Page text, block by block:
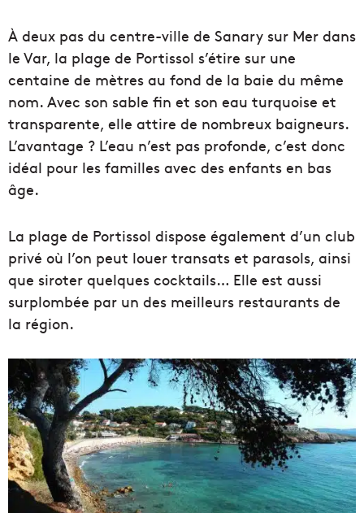
À deux pas du centre-ville de Sanary sur Mer dans
le Var, la plage de Portissol s’étire sur une
centaine de mètres au fond de la baie du même
nom. Avec son sable fin et son eau turquoise et
transparente, elle attire de nombreux baigneurs.
L’avantage ? L’eau n’est pas profonde, c’est donc
idéal pour les familles avec des enfants en bas
âge.
La plage de Portissol dispose également d’un club
privé où l’on peut louer transats et parasols, ainsi
que siroter quelques cocktails… Elle est aussi
surplombée par un des meilleurs restaurants de
la région.